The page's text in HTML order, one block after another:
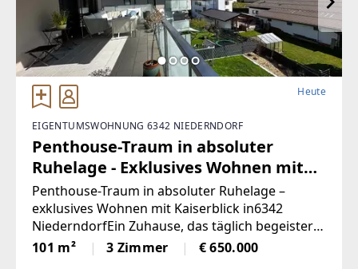
Heute
EIGENTUMSWOHNUNG 6342 NIEDERNDORF
Penthouse-Traum in absoluter
Ruhelage - Exklusives Wohnen mit
Kaiserblick in 6342 Niederndorf
(Provisionsfrei)
Penthouse-Traum in absoluter Ruhelage –
exklusives Wohnen mit Kaiserblick in6342
NiederndorfEin Zuhause, das täglich begeistert:
Diese stilvolle Penthouse-Wohnung
vereintmoderne Architektur, hochwertige
101 m² 3 Zimmer € 650.000